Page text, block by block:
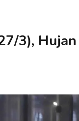
3), Hujan